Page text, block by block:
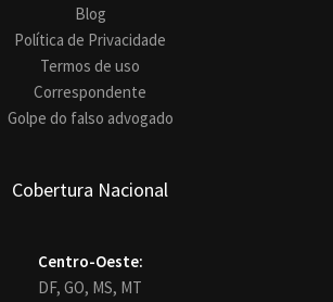
Blog
Política de Privacidade
Termos de uso
Correspondente
Golpe do falso advogado
Cobertura Nacional
Centro-Oeste:
DF, GO, MS, MT